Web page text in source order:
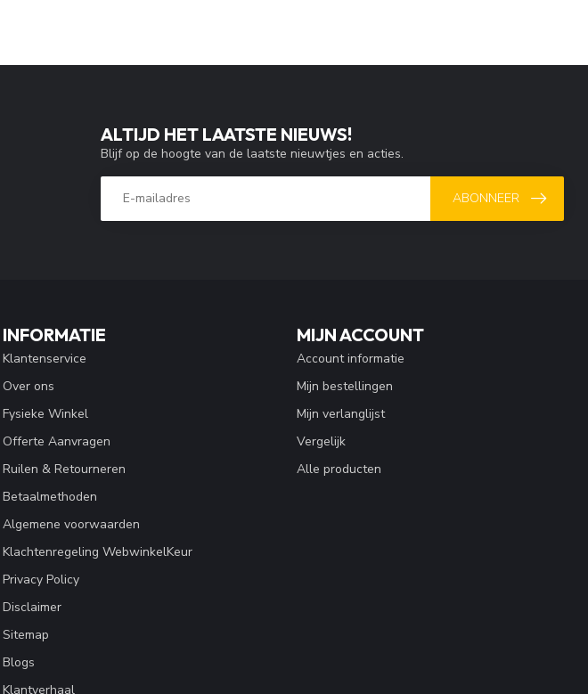
ALTIJD HET LAATSTE NIEUWS!
Blijf op de hoogte van de laatste nieuwtjes en acties.
ABONNEER
INFORMATIE
Klantenservice
Over ons
Fysieke Winkel
Offerte Aanvragen
Ruilen & Retourneren
Betaalmethoden
Algemene voorwaarden
Klachtenregeling WebwinkelKeur
Privacy Policy
Disclaimer
Sitemap
Blogs
Klantverhaal
MIJN ACCOUNT
Account informatie
Mijn bestellingen
Mijn verlanglijst
Vergelijk
Alle producten